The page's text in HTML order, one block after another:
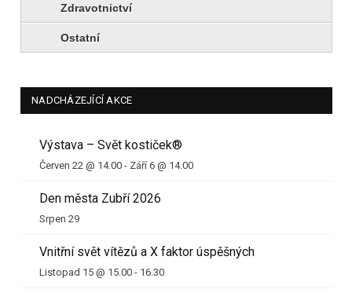
Zdravotnictví
Ostatní
NADCHÁZEJÍCÍ AKCE
Výstava – Svět kostiček®
Červen 22 @ 14.00 - Září 6 @ 14.00
Den města Zubří 2026
Srpen 29
Vnitřní svět vítězů a X faktor úspěšných
Listopad 15 @ 15.00 - 16.30